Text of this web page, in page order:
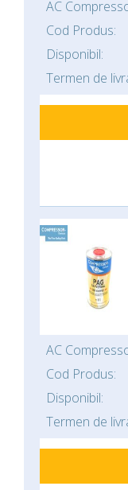
AC
Cod Produs:
Disponibil:
Termen de
AC
Cod Produs:
Disponibil:
Termen de